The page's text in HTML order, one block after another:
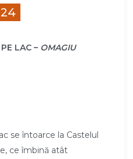
LAC – OMAGIU
se întoarce la Castelul
ce îmbină atât